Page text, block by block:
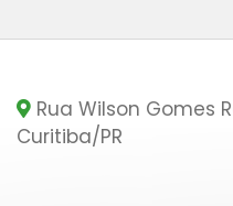
Rua Wilson Gomes
Curitiba/PR